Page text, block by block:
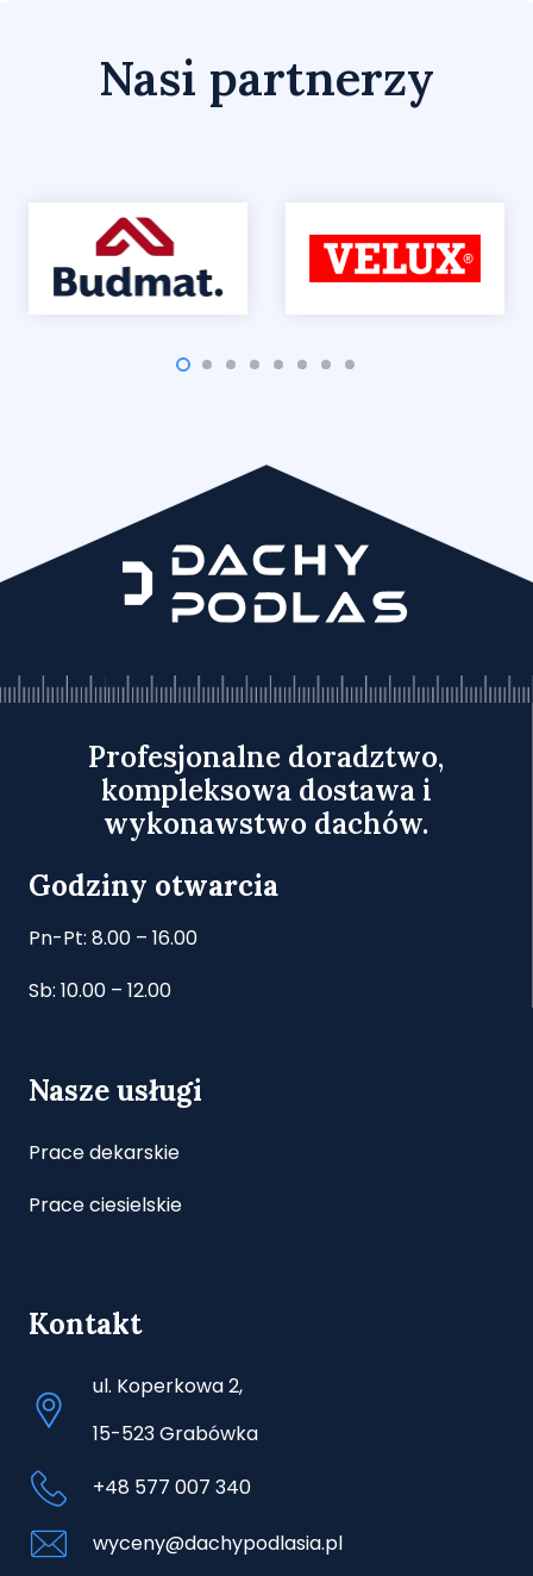
Nasi partnerzy
Profesjonalne doradztwo,
kompleksowa dostawa i
wykonawstwo dachów.
Godziny otwarcia
Pn-Pt: 8.00 – 16.00
Sb: 10.00 – 12.00
Nasze usługi
Prace dekarskie
Prace ciesielskie
Kontakt
ul. Koperkowa 2,
15-523 Grabówka
+48 577 007 340
wyceny@dachypodlasia.pl